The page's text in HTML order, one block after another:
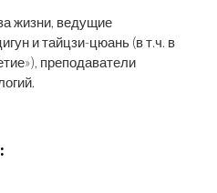
жизни, ведущие
и тайцзи-цюань (в т.ч. в
преподаватели